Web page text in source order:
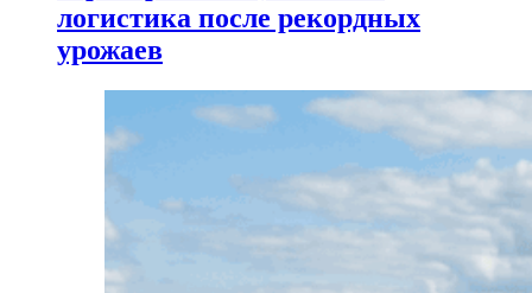
логистика после рекордных
урожаев